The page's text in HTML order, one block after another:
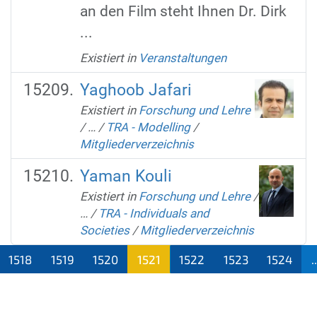
an den Film steht Ihnen Dr. Dirk
...
Existiert in Veranstaltungen
Yaghoob Jafari
Existiert in Forschung und Lehre
/… / TRA - Modelling /
Mitgliederverzeichnis
Yaman Kouli
Existiert in Forschung und Lehre /
… / TRA - Individuals and
Societies /Mitgliederverzeichnis
1518 1519 1520
1521
1522 1523 1524